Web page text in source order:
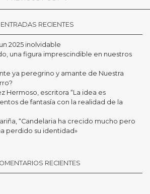
ENTRADAS RECIENTES
2025 inolvidable
una figura imprescindible en nuestros
ya peregrino y amante de Nuestra
Hermoso, escritora “La idea es
de fantasía con la realidad de la
“Candelaria ha crecido mucho pero
perdido su identidad»
RECIENTES